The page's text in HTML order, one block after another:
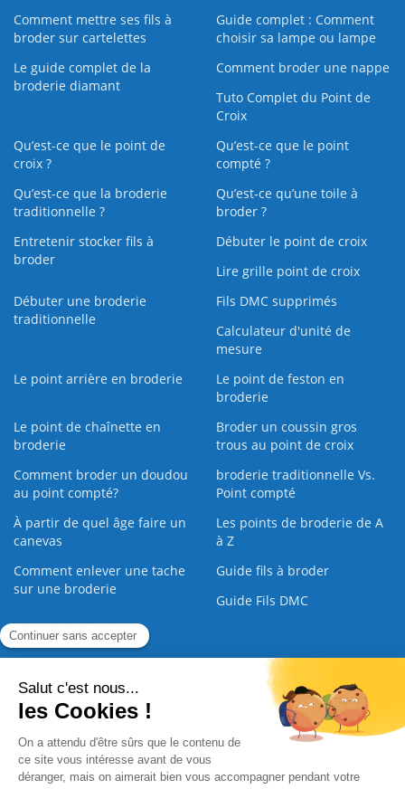
Comment mettre ses fils à
broder sur cartelettes
Guide complet : Comment
choisir sa lampe ou lampe
Le guide complet de la
broderie diamant
Comment broder une nappe
Tuto Complet du Point de
Croix
Qu’est-ce que le point de
croix ?
Qu’est-ce que le point
compté ?
Qu’est-ce que la broderie
traditionnelle ?
Qu’est‑ce qu’une toile à
broder ?
Entretenir stocker fils à
broder
Débuter le point de croix
Lire grille point de croix
Débuter une broderie
traditionnelle
Fils DMC supprimés
Calculateur d'unité de
mesure
Le point arrière en broderie
Le point de feston en
broderie
Le point de chaînette en
broderie
Broder un coussin gros
trous au point de croix
Comment broder un doudou
au point compté?
broderie traditionnelle Vs.
Point compté
À partir de quel âge faire un
canevas
Les points de broderie de A
à Z
Comment enlever une tache
sur une broderie
Guide fils à broder
Guide Fils DMC
Guide de la Broderie
Nous contacter |
Paiement sécurisé